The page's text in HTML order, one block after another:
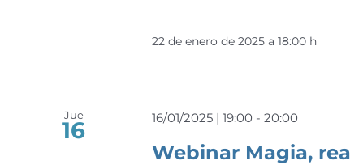
22 de enero de 2025 a 18:00 h
Jue
16
Webinar Magia,
16/01/2025 | 19:00 -20:00